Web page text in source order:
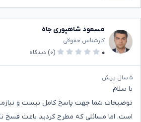
مسعود شاهپوری جاه
کارشناس حقوقی
۰
(۰) دیدگاه
۵ سال پیش
با سلام
توضیحات شما جهت پاسخ کامل نیست و
است. اما مسائلی که مطرح کردید باعث فسخ